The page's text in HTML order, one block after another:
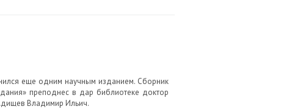
еще одним научным изданием. Сборник
преподнес в дар библиотеке доктор
Владимир Ильич.